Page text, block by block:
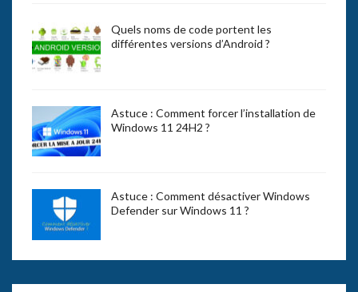
Quels noms de code portent les
différentes versions d’Android ?
Astuce : Comment forcer l’installation de
Windows 11 24H2 ?
Astuce : Comment désactiver Windows
Defender sur Windows 11 ?